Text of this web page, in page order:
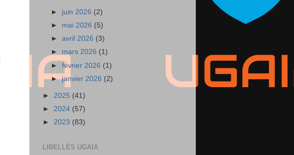
► juin 2026 (2)
► mai 2026 (5)
►avril 2026 (3)
► mars 2026 (1)
►février 2026 (1)
►janvier 2026 (2)
► 2025 (41)
► 2024 (57)
► 2023 (83)
LIBELLÉS UGAIA